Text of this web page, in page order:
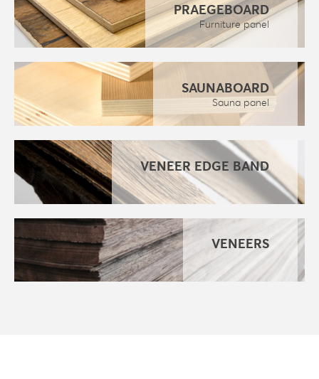
PRAEGEBOARD
Furniture panel
SAUNABOARD
Sauna panel
VENEER EDGE BAND
VENEERS